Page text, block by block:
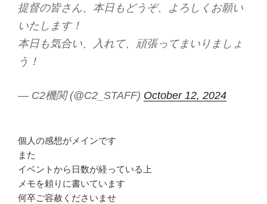
提督の皆さん、本日もどうぞ、よろしくお願い
いたします！
本日も気合い、入れて、頑張ってまいりましょ
う！
— C2機関 (@C2_STAFF) October 12, 2024
個人の感想がメインです
また
イベントから日数が経っている上
メモを頼りに書いています
何卒ご容赦くださいませ